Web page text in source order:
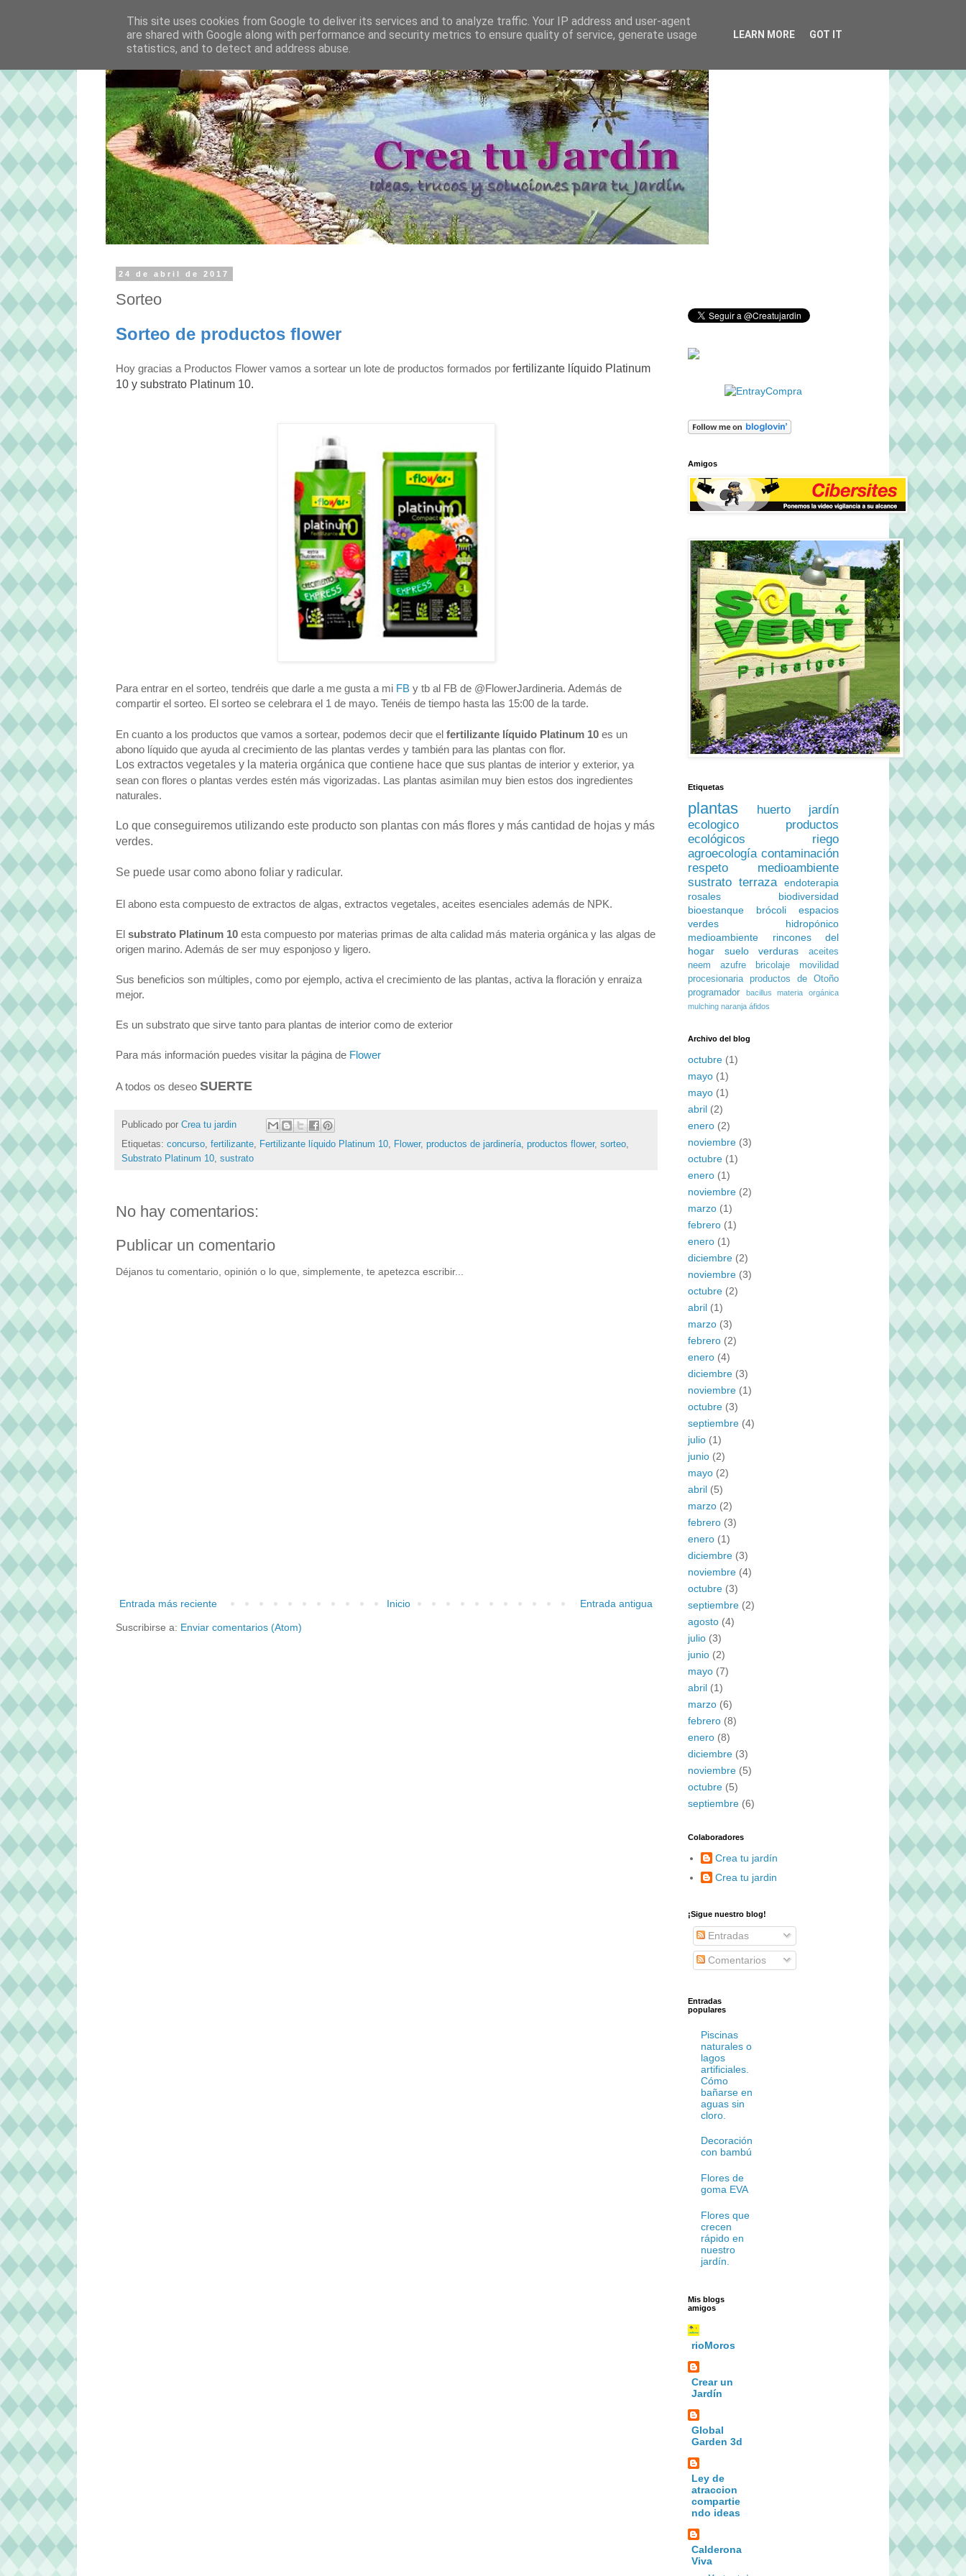
24 de abril de 2017
Sorteo
Sorteo de productos flower
Hoy gracias a Productos Flower vamos a sortear un lote de productos formados por fertilizante líquido Platinum
10 y substrato Platinum 10.
Para entrar en el sorteo, tendréis que darle a me gusta a mi FB y tb al FB de @FlowerJardineria. Además de
compartir el sorteo. El sorteo se celebrara el 1 de mayo. Tenéis de tiempo hasta las 15:00 de la tarde.
En cuanto a los productos que vamos a sortear, podemos decir que el fertilizante líquido Platinum 10 es un
abono líquido que ayuda al crecimiento de las plantas verdes y también para las plantas con flor.
Los extractos vegetales y la materia orgánica que contiene hace que sus plantas de interior y exterior, ya
sean con flores o plantas verdes estén más vigorizadas. Las plantas asimilan muy bien estos dos ingredientes
naturales.
Lo que conseguiremos utilizando este producto son plantas con más flores y más cantidad de hojas y más
verdes.
Se puede usar como abono foliar y radicular.
El abono esta compuesto de extractos de algas, extractos vegetales, aceites esenciales además de NPK.
El substrato Platinum 10 esta compuesto por materias primas de alta calidad más materia orgánica y las algas de
origen marino. Además de ser muy esponjoso y ligero.
Sus beneficios son múltiples, como por ejemplo, activa el crecimiento de las plantas, activa la floración y enraiza
mejor.
Es un substrato que sirve tanto para plantas de interior como de exterior
Para más información puedes visitar la página de Flower
A todos os deseo SUERTE
Publicado por Crea tu jardin
Etiquetas: concurso fertilizante Fertilizante líquido Platinum 10 Flower, productos de jardinería productos flower, sorteo
Substrato Platinum 10 sustrato
No hay comentarios:
Publicar un comentario
Déjanos tu comentario, opinión o lo que, simplemente, te apetezca escribir...
Entrada más reciente Entrada antigua
Inicio
Suscribirse a: Enviar comentarios (Atom)
Amigos
Etiquetas
plantas huerto
jardín
ecologico
productos
ecológicos
riego
agroecología contaminación
respeto medioambiente
sustrato terraza
endoterapia
rosales
biodiversidad
bioestanque
brócoli
espacios
verdes
hidropónico
medioambiente
rincones del
hogar
suelo verduras
aceites
neem
azufre bricolaje
movilidad
procesionaria
productos de Otoño
programador
bacillus
materia orgánica
mulching naranja áfidos
Archivo del blog
octubre (1)
mayo (1)
mayo (1)
abril (2)
enero (2)
noviembre (3)
octubre (1)
enero (1)
noviembre (2)
marzo (1)
febrero (1)
enero (1)
diciembre (2)
noviembre (3)
octubre (2)
abril (1)
marzo (3)
febrero (2)
enero (4)
diciembre (3)
noviembre (1)
octubre (3)
septiembre (4)
julio (1)
junio (2)
mayo (2)
abril (5)
marzo (2)
febrero (3)
enero (1)
diciembre (3)
noviembre (4)
octubre (3)
septiembre (2)
agosto (4)
julio (3)
junio (2)
mayo (7)
abril (1)
marzo (6)
febrero (8)
enero (8)
diciembre (3)
noviembre (5)
octubre (5)
septiembre (6)
Colaboradores
Crea tu jardín
Crea tu jardin
¡Sigue nuestro blog!
Entradas
Comentarios
Entradas
populares
Piscinas
naturales o
lagos
artificiales.
Cómo
bañarse en
aguas sin
cloro.
Decoración
con bambú
Flores de
goma EVA
Flores que
crecen
rápido en
nuestro
jardín.
Mis blogs
amigos
rioMoros
Crear un
Jardín
Global
Garden 3d
Ley de
atraccion
compartie
ndo ideas
Calderona
Viva
This site uses cookies from Google to deliver its services and to analyze traffic. Your IP address and user-agent
are shared with Google along with performance and security metrics to ensure quality of service, generate usage
statistics, and to detect and address abuse.
LEARN MORE GOT IT